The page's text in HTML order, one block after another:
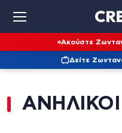
Ακούστε
Δείτε
ΑΝΗΛΙΚΟΙ